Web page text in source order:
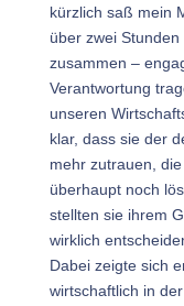
kürzlich saß mein
über zwei
zusammen –
Verantwortung
unseren
klar, dass sie der
mehr zutrauen,
überhaupt noch
stellten sie ihrem
wirklich
Dabei zeigte sich
wirtschaftlich in